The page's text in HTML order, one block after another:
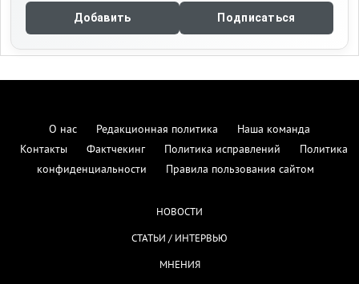
Добавить Подписаться
О нас Редакционная политика
Наша команда
Контакты
Фактчекинг Политика исправлений
Политика
конфиденциальности
Правила пользования сайтом
НОВОСТИ
СТАТЬИ / ИНТЕРВЬЮ
МНЕНИЯ